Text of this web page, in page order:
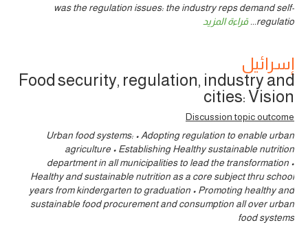
was the regulation issues: the industry reps demand self-
regulatio
... قراءة المزيد
إسرائيل
Food security, regulation, industry and
cities: Vision
Discussion topic outcome
Urban food systems: • Adopting regulation to enable urban
agriculture • Establishing Healthy sustainable nutrition
department in all municipalities to lead the transformation •
Healthy and sustainable nutrition as a core subject thru school
years from kindergarten to graduation • Promoting healthy and
sustainable food procurement and consumption all over urban
food systems